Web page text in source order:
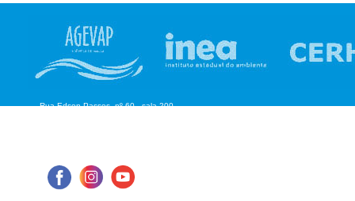
Rua Edson Passos, nº 60 - sala 200